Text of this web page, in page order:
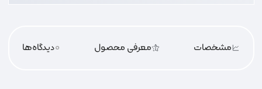
مشخصات معرفی محصول 0دیدگاه‌‌ها